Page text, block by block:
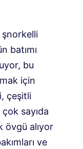
şnorkelli
batımı
bu
için
çeşitli
sayıda
övgü alıyor
ve